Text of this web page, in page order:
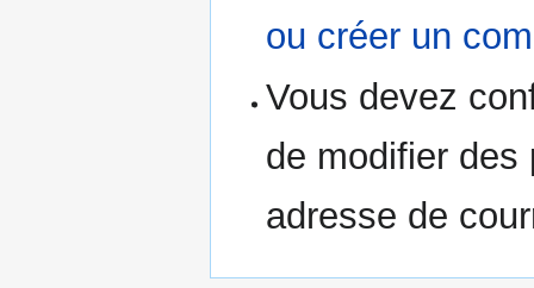
ou créer un
Vous devez
de modifier des
adresse de